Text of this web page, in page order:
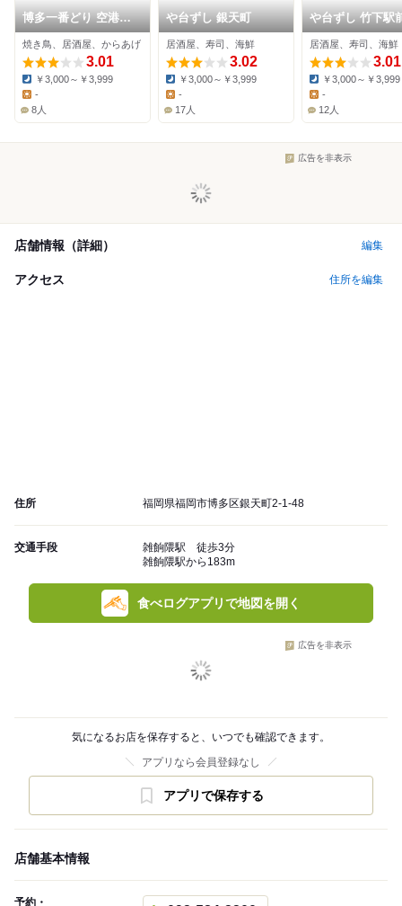
博多一番どり 空港南
店
焼き鳥、居酒屋、からあげ
3.01
Dinner:
￥3,000～￥3,999
Lunch:
-
8人
や台ずし 銀天町
居酒屋、寿司、海鮮
3.02
Dinner:
￥3,000～￥3,999
Lunch:
-
17人
や台ずし 竹下駅
居酒屋、寿司、海鮮
3.01
Dinner:
￥3,000～￥3,999
Lunch:
-
12人
広告を非表示
店舗情報（詳細） 編集
アクセス 住所を編集
住所 福岡県福岡市博多区銀天町2-1-48
交通手段
雑餉隈駅 徒歩3分
雑餉隈駅から183m
食べログアプリで地図を開く
広告を非表示
気になるお店を保存すると、いつでも確認できます。
アプリなら会員登録なし
アプリで保存する
店舗基本情報
予約・